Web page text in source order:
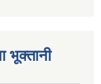
भूक्तानी